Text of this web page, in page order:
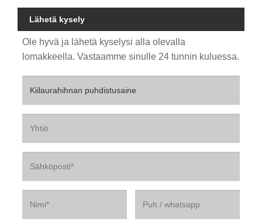
Lähetä kysely
Ole hyvä ja lähetä kyselysi alla olevalla
lomakkeella. Vastaamme sinulle 24 tunnin kuluessa.